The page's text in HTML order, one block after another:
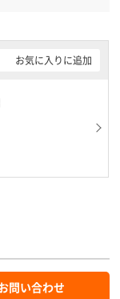
お気に入りに追加
問い合わせ